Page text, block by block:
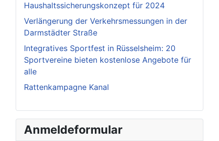
Haushaltssicherungskonzept für 2024
Verlängerung der Verkehrsmessungen in der
Darmstädter Straße
Integratives Sportfest in Rüsselsheim: 20
Sportvereine bieten kostenlose Angebote für
alle
Rattenkampagne Kanal
Anmeldeformular